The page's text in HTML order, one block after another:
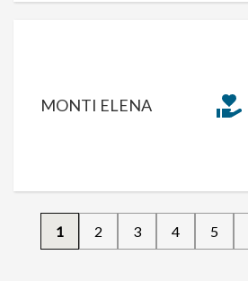
MONTI ELENA
1 2 3 4 5